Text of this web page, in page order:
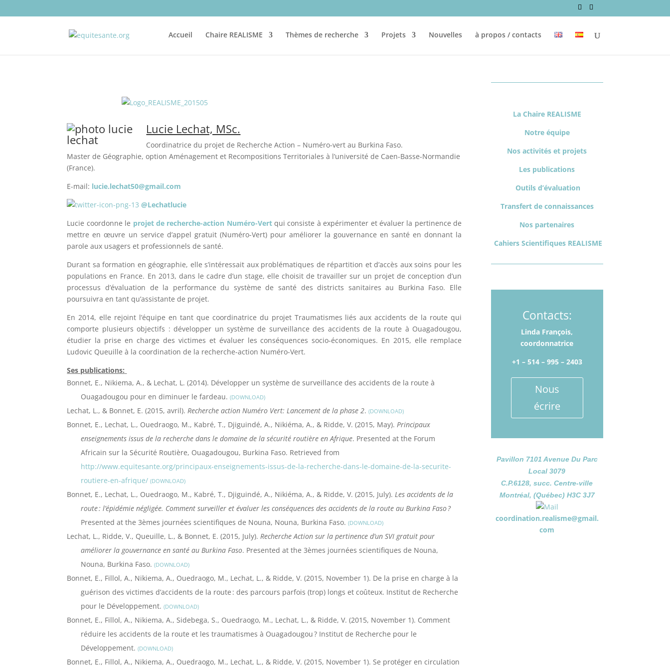
Accueil Chaire REALISME Thèmes de recherche Projets Nouvelles à propos / contacts
Lucie Lechat, MSc.
Coordinatrice du projet de Recherche Action – Numéro-vert au Burkina Faso.
Master de Géographie, option Aménagement et Recompositions Territoriales à l’université de Caen-Basse-Normandie
(France).
E-mail: lucie.lechat50@gmail.com
@Lechatlucie
Lucie coordonne le projet de recherche-action Numéro-Vertqui consiste à expérimenter et évaluer la pertinence de
mettre en œuvre un service d’appel gratuit (Numéro-Vert) pour améliorer la gouvernance en santé en donnant la
parole aux usagers et professionnels de santé.
Durant sa formation en géographie, elle s’intéressait aux problématiques de répartition et d’accès aux soins pour les
populations en France. En 2013, dans le cadre d’un stage, elle choisit de travailler sur un projet de conception d’un
processus d’évaluation de la performance du système de santé des districts sanitaires au Burkina Faso. Elle
poursuivra en tant qu’assistante de projet.
En 2014, elle rejoint l’équipe en tant que coordinatrice du projet Traumatismes liés aux accidents de la route qui
comporte plusieurs objectifs : développer un système de surveillance des accidents de la route à Ouagadougou,
étudier la prise en charge des victimes et évaluer les conséquences socio-économiques. En 2015, elle remplace
Ludovic Queuille à la coordination de la recherche-action Numéro-Vert.
Ses publications:
Bonnet, E., Nikiema, A., & Lechat, L. (2014). Développer un système de surveillance des accidents de la route à
Ouagadougou pour en diminuer le fardeau. DOWNLOAD
Lechat, L., & Bonnet, E. (2015, avril).Recherche action Numéro Vert: Lancement de la phase 2. DOWNLOAD
Bonnet, E., Lechat, L., Ouedraogo, M., Kabré, T., Djiguindé, A., Nikiéma, A., & Ridde, V. (2015, May).Principaux
enseignements issus de la recherche dans le domaine de la sécurité routière en Afrique. Presented at the Forum
Africain sur la Sécurité Routière, Ouagadougou, Burkina Faso. Retrieved from
http://www.equitesante.org/principaux-enseignements-issus-de-la-recherche-dans-le-domaine-de-la-securite-
routiere-en-afrique/ DOWNLOAD
Bonnet, E., Lechat, L., Ouedraogo, M., Kabré, T., Djiguindé, A., Nikiéma, A., & Ridde, V. (2015, July).Les accidents de la
route : l’épidémie négligée. Comment surveiller et évaluer les conséquences des accidents de la route au Burkina Faso ?
Presented at the 3èmes journées scientifiques de Nouna, Nouna, Burkina Faso. DOWNLOAD
Lechat, L., Ridde, V., Queuille, L., & Bonnet, E. (2015, July).Recherche Action sur la pertinence d’un SVI gratuit pour
améliorer la gouvernance en santé au Burkina Faso. Presented at the 3èmes journées scientifiques de Nouna,
Nouna, Burkina Faso. DOWNLOAD
Bonnet, E., Fillol, A., Nikiema, A., Ouedraogo, M., Lechat, L., & Ridde, V. (2015, November 1). De la prise en charge à la
guérison des victimes d’accidents de la route : des parcours parfois (trop) longs et coûteux. Institut de Recherche
pour le Développement. DOWNLOAD
Bonnet, E., Fillol, A., Nikiema, A., Sidebega, S., Ouedraogo, M., Lechat, L., & Ridde, V. (2015, November 1). Comment
réduire les accidents de la route et les traumatismes à Ouagadougou ? Institut de Recherche pour le
Développement. DOWNLOAD
Bonnet, E., Fillol, A., Nikiema, A., Ouedraogo, M., Lechat, L., & Ridde, V. (2015, November 1). Se protéger en circulation
La Chaire REALISME
Notre équipe
Nos activités et projets
Les publications
Outils d’évaluation
Transfert de connaissances
Nos partenaires
Cahiers Scientifiques REALISME
Contacts:
Linda François,
coordonnatrice
+1 – 514­ – 995 – 2403
Nous
écrire
Pavillon 7101 Avenue Du Parc
Local 3079
C.P.6128, succ. Centre-ville
Montréal, (Québec) H3C 3J7
coordination.realisme@gmail.
com